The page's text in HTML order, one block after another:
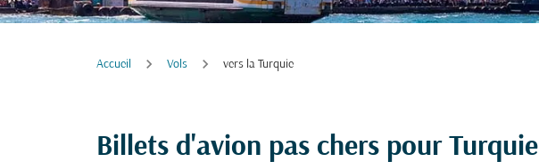
Accueil Vols vers la Turquie
Billets d'avion pas chers pour Turquie